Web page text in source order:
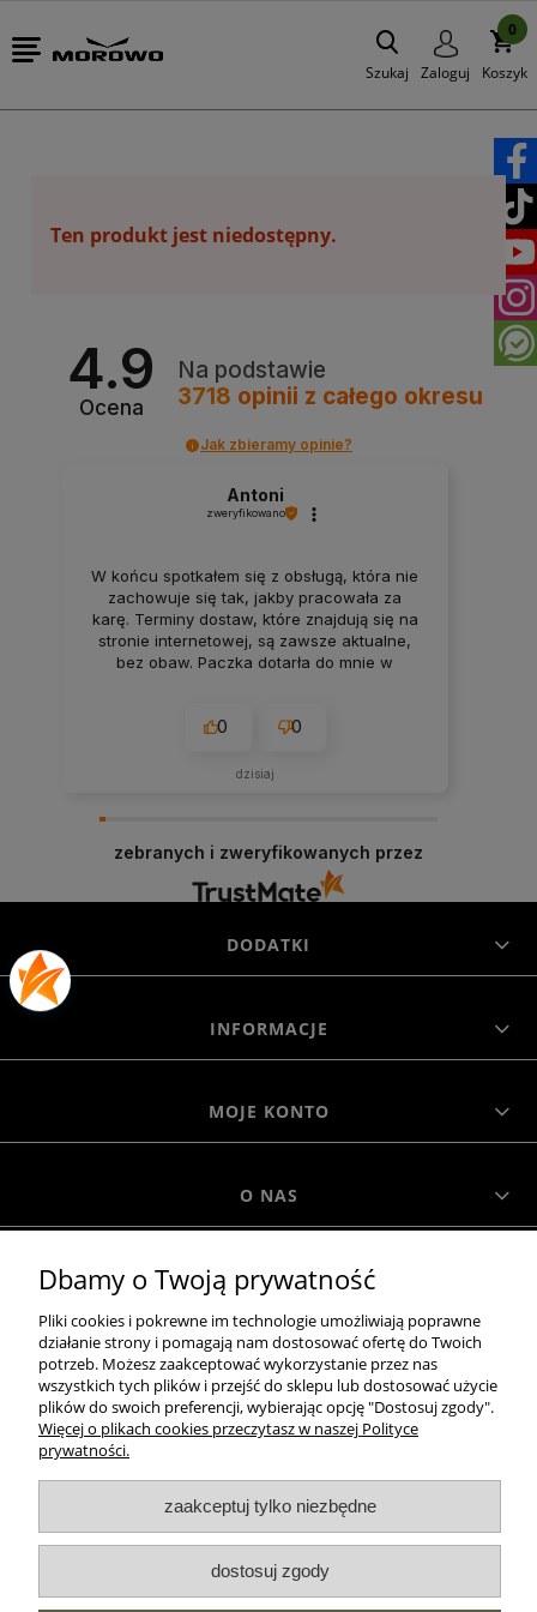
Szukaj Zaloguj Koszyk
0
Ten produkt jest niedostępny.
4.9
Ocena
Na podstawie
3718 opinii z całego okresu
Jak zbieramy opinie?
Antoni
zweryfikowano
W końcu spotkałem się z obsługą, która nie
zachowuje się tak, jakby pracowała za
karę. Terminy dostaw, które znajdują się na
stronie internetowej, są zawsze aktualne,
bez obaw. Paczka dotarła do mnie w
obsługa. Warto.
0 0
dzisiaj
zebranych i zweryfikowanych przez
DODATKI
INFORMACJE
MOJE KONTO
O NAS
MOROWO
WSZELKIE PRAWA ZASTRZEŻONE MOROWO © 2018
realizacja:
pokaż pełną wersję strony
NASZE ODZNAKI
Dbamy o Twoją prywatność
Pliki cookies i pokrewne im technologie umożliwiają poprawne
działanie strony i pomagają nam dostosować ofertę do Twoich
potrzeb. Możesz zaakceptować wykorzystanie przez nas
wszystkich tych plików i przejść do sklepu lub dostosować użycie
plików do swoich preferencji, wybierając opcję "Dostosuj zgody".
Więcej o plikach cookies przeczytasz w naszej Polityce
prywatności.
zaakceptuj tylko niezbędne
dostosuj zgody